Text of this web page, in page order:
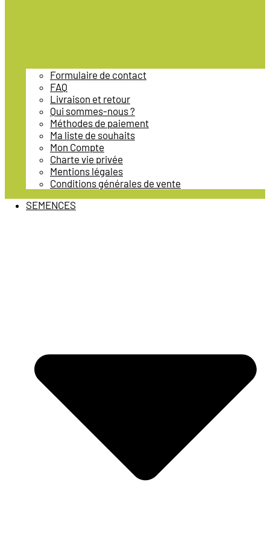
Formulaire de contact
FAQ
Livraison et retour
Qui sommes-nous ?
Méthodes de paiement
Ma liste de souhaits
Mon Compte
Charte vie privée
Mentions légales
Conditions générales de vente
SEMENCES